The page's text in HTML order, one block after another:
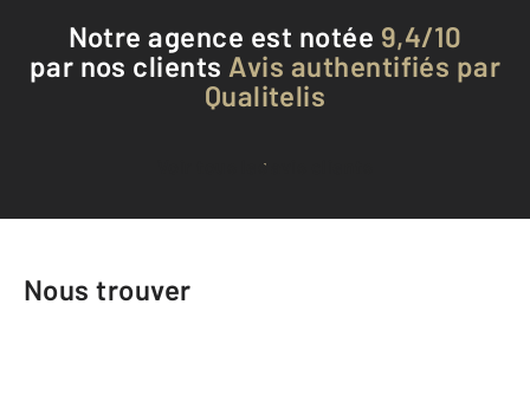
Notre agence est notée 9,4/10
par nos clients Avis authentifiés par
Qualitelis
Voir tous les avis clients
Nous trouver